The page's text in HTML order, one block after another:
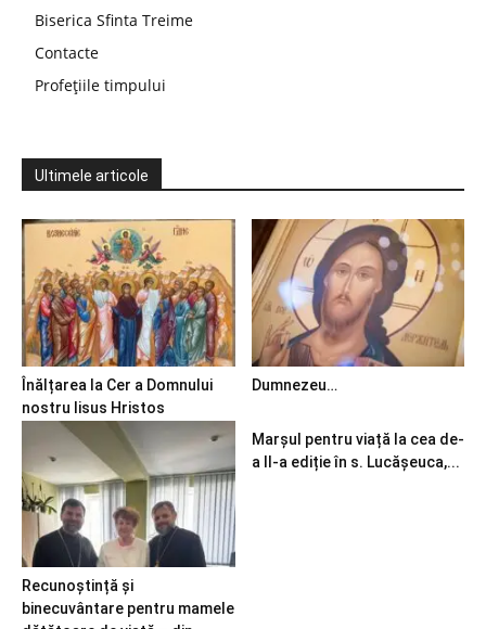
Biserica Sfinta Treime
Contacte
Profețiile timpului
Ultimele articole
Înălțarea la Cer a Domnului
nostru Iisus Hristos
Dumnezeu…
Recunoștință și
binecuvântare pentru mamele
Marșul pentru viață la cea de-
a II-a ediție în s. Lucășeuca,...